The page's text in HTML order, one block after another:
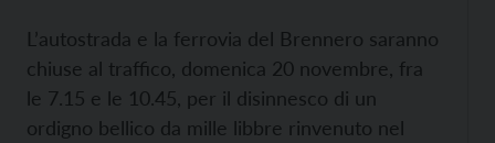
L’autostrada e la ferrovia del Brennero saranno
chiuse al traffico, domenica 20 novembre, fra
le 7.15 e le 10.45, per il disinnesco di un
ordigno bellico da mille libbre rinvenuto nel